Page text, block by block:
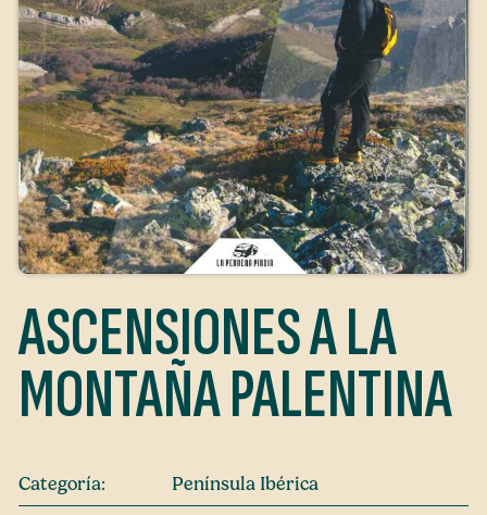
ASCENSIONES A LA
MONTAÑA PALENTINA
Categoría:
Península Ibérica